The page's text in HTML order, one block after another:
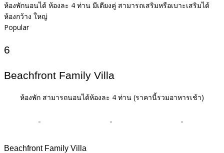
ห้องพักนอนได้ ห้องละ 4 ท่าน มีเตียงคู่ สามารถเสริมหรือเบาะเสริมได้
ห้องกว้าง ใหญ่
Popular
6
Beachfront Family Villa
ห้องพัก สามารถนอนได้ห้องละ 4 ท่าน (ราคานี้รวมอาหารเช้า)
Beachfront Family Villa